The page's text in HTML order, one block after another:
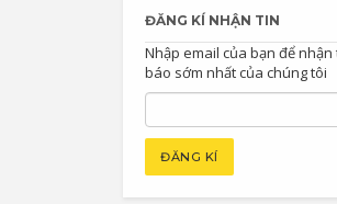
ĐĂNG KÍ NHẬN TIN
Nhập email của bạn để
báo sớm nhất của chúng tôi